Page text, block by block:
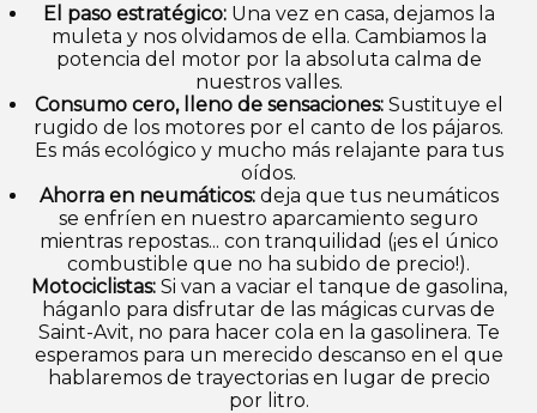
El paso estratégico:Una vez en casa, dejamos la
muleta y nos olvidamos de ella. Cambiamos la
potencia del motor por la absoluta calma de
nuestros valles.
Consumo cero, lleno de sensaciones:Sustituye el
rugido de los motores por el canto de los pájaros.
Es más ecológico y mucho más relajante para tus
oídos.
Ahorra en neumáticos:deja que tus neumáticos
se enfríen en nuestro aparcamiento seguro
mientras repostas... con tranquilidad (¡es el único
combustible que no ha subido de precio!).
Motociclistas:Si van a vaciar el tanque de gasolina,
háganlo para disfrutar de las mágicas curvas de
Saint-Avit, no para hacer cola en la gasolinera. Te
esperamos para un merecido descanso en el que
hablaremos de trayectorias en lugar de precio
por litro.